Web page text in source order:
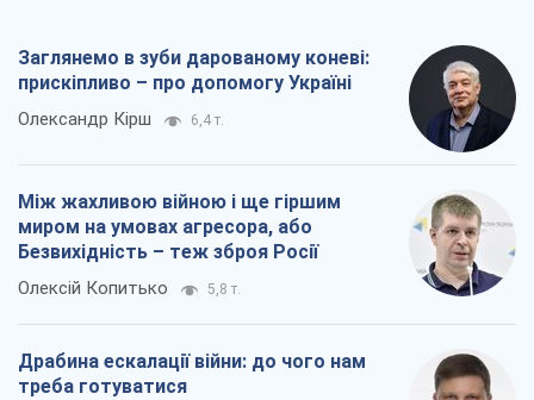
Заглянемо в зуби дарованому коневі:
прискіпливо – про допомогу Україні
Олександр Кірш 6,4 т.
Між жахливою війною і ще гіршим
миром на умовах агресора, або
Безвихідність – теж зброя Росії
Олексій Копитько 5,8 т.
Драбина ескалації війни: до чого нам
треба готуватися